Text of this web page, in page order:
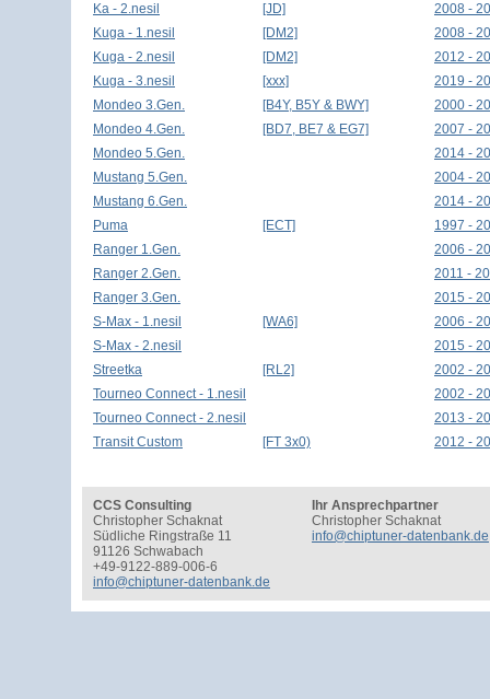
Ka - 2.nesil
[JD]
2008 -
Kuga - 1.nesil
[DM2]
2008 -
Kuga - 2.nesil
[DM2]
2012 -
Kuga - 3.nesil
[xxx]
2019 -
Mondeo 3.Gen.
[B4Y, B5Y & BWY]
2000 -
Mondeo 4.Gen.
[BD7, BE7 & EG7]
2007 -
Mondeo 5.Gen.
2014 -
Mustang 5.Gen.
2004 -
Mustang 6.Gen.
2014 -
Puma
[ECT]
1997 -
Ranger 1.Gen.
2006 -
Ranger 2.Gen.
2011 -
Ranger 3.Gen.
2015 -
S-Max - 1.nesil
[WA6]
2006 -
S-Max - 2.nesil
2015 -
Streetka
[RL2]
2002 -
Tourneo Connect - 1.nesil
2002 -
Tourneo Connect - 2.nesil
2013 -
Transit Custom
[FT 3x0) 2012 -
CCS Consulting
Christopher Schaknat
Südliche Ringstraße 11
91126 Schwabach
+49-9122-889-006-6
info@chiptuner-datenbank.de
Ihr Ansprechpartner
Christopher Schaknat
info@chiptuner-datenbank.de